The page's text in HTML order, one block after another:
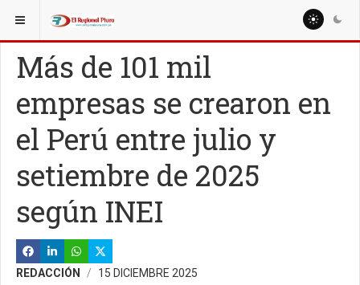
ESTÁ AQUÍ: NACIONALES
Más de 101 mil
empresas se crearon en
el Perú entre julio y
setiembre de 2025
según INEI
REDACCIÓN 15 DICIEMBRE 2025